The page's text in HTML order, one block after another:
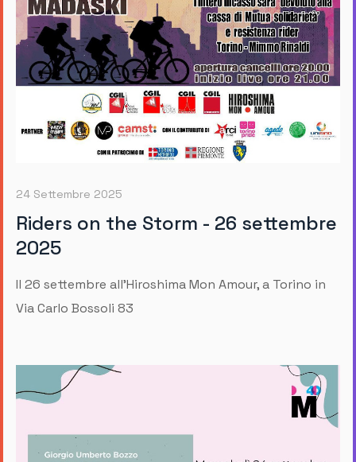
24 Settembre 2025
Riders on the Storm - 26 settembre
2025
Il 26 settembre all'Hiroshima Mon Amour, a Torino in
Via Carlo Bossoli 83